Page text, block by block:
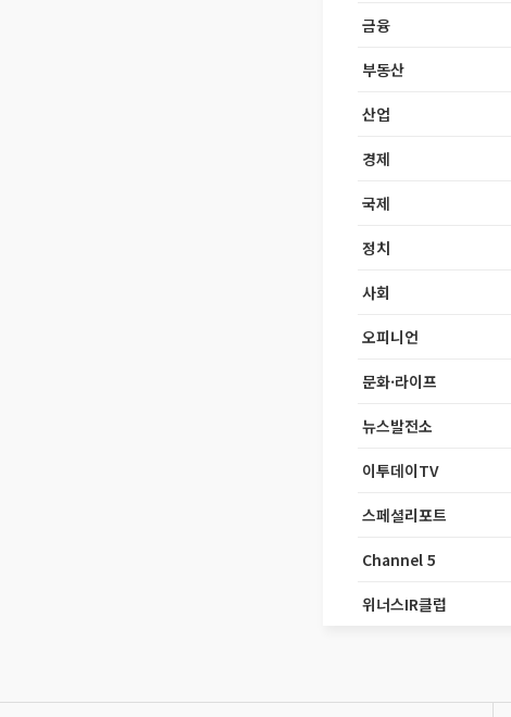
금융
부동산
산업
경제
국제
정치
사회
오피니언
문화·라이프
뉴스발전소
이투데이TV
스페셜리포트
Channel 5
위너스IR클럽